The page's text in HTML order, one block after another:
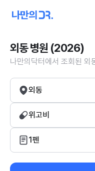
외동 병원 (2026)
나만의닥터에서 조회된 외
외동
위고비
1펜